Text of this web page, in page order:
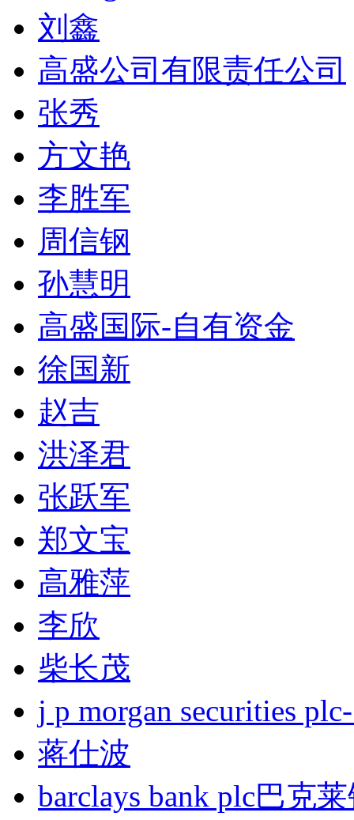
刘鑫
高盛公司有限责任公司
张秀
方文艳
李胜军
周信钢
孙慧明
高盛国际-自有资金
徐国新
赵吉
洪泽君
张跃军
郑文宝
高雅萍
李欣
柴长茂
j p morgan securities
蒋仕波
barclays bank plc巴克